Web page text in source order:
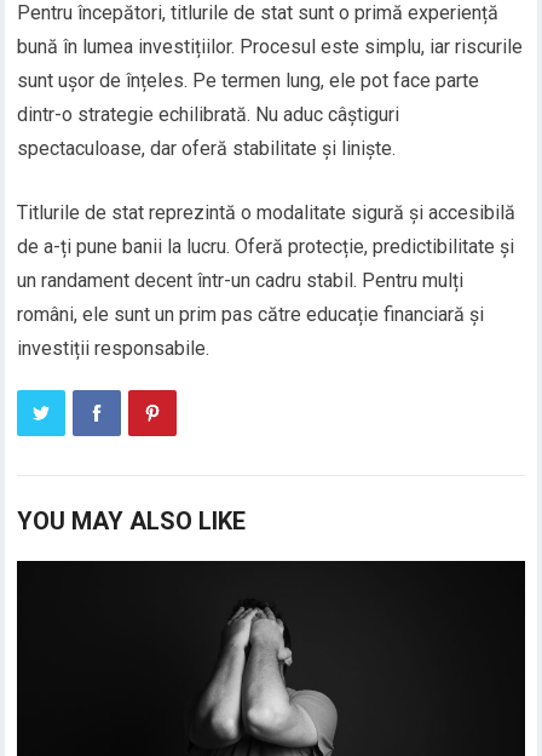
Pentru începători, titlurile de stat sunt o primă experiență
bună în lumea investițiilor. Procesul este simplu, iar riscurile
sunt ușor de înțeles. Pe termen lung, ele pot face parte
dintr-o strategie echilibrată. Nu aduc câștiguri
spectaculoase, dar oferă stabilitate și liniște.
Titlurile de stat reprezintă o modalitate sigură și accesibilă
de a-ți pune banii la lucru. Oferă protecție, predictibilitate și
un randament decent într-un cadru stabil. Pentru mulți
români, ele sunt un prim pas către educație financiară și
investiții responsabile.
YOU MAY ALSO LIKE